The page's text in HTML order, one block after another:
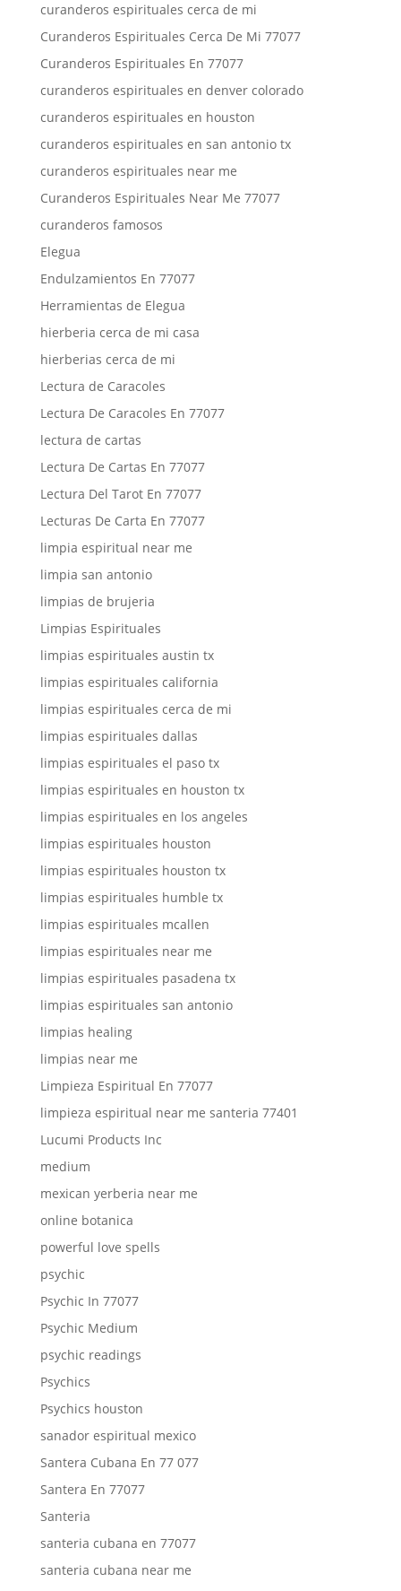
curanderos espirituales cerca de mi
Curanderos Espirituales Cerca De Mi 77077
Curanderos Espirituales En 77077
curanderos espirituales en denver colorado
curanderos espirituales en houston
curanderos espirituales en san antonio tx
curanderos espirituales near me
Curanderos Espirituales Near Me 77077
curanderos famosos
Elegua
Endulzamientos En 77077
Herramientas de Elegua
hierberia cerca de mi casa
hierberias cerca de mi
Lectura de Caracoles
Lectura De Caracoles En 77077
lectura de cartas
Lectura De Cartas En 77077
Lectura Del Tarot En 77077
Lecturas De Carta En 77077
limpia espiritual near me
limpia san antonio
limpias de brujeria
Limpias Espirituales
limpias espirituales austin tx
limpias espirituales california
limpias espirituales cerca de mi
limpias espirituales dallas
limpias espirituales el paso tx
limpias espirituales en houston tx
limpias espirituales en los angeles
limpias espirituales houston
limpias espirituales houston tx
limpias espirituales humble tx
limpias espirituales mcallen
limpias espirituales near me
limpias espirituales pasadena tx
limpias espirituales san antonio
limpias healing
limpias near me
Limpieza Espiritual En 77077
limpieza espiritual near me santeria 77401
Lucumi Products Inc
medium
mexican yerberia near me
online botanica
powerful love spells
psychic
Psychic In 77077
Psychic Medium
psychic readings
Psychics
Psychics houston
sanador espiritual mexico
Santera Cubana En 77 077
Santera En 77077
Santeria
santeria cubana en 77077
santeria cubana near me